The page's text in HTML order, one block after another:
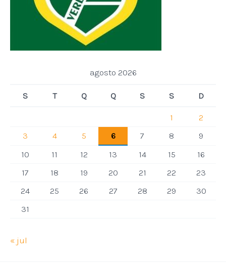
agosto 2026
S T Q Q S S D
1
2
3
4 5 6 7 8
9
10
11 12 13 14 15
16
17
18 19 20 21 22
23
24
25 26 27 28 29
30
31
« jul